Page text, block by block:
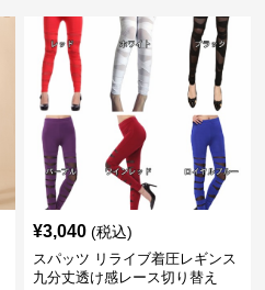
¥3,040 (税込)
スパッツ リライブ着圧レギンス
九分丈透け感レース切り替え